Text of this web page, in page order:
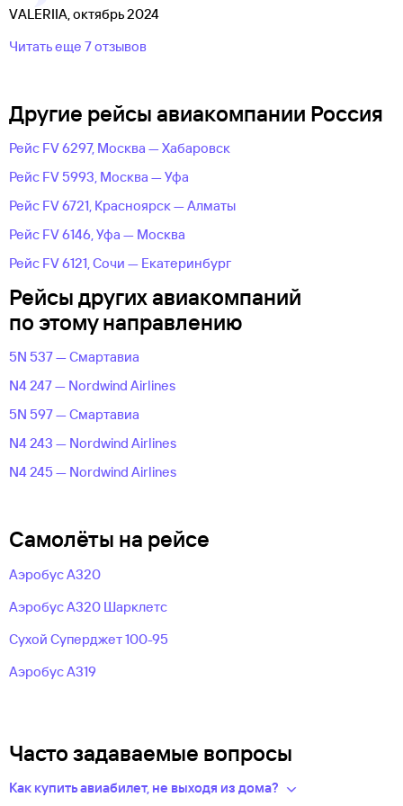
VALERIIA, октябрь 2024
Читать еще 7 отзывов
Другие рейсы авиакомпании Россия
Рейс FV 6297, Москва — Хабаровск
Рейс FV 5993, Москва — Уфа
Рейс FV 6721, Красноярск — Алматы
Рейс FV 6146, Уфа — Москва
Рейс FV 6121, Сочи — Екатеринбург
Рейсы других авиакомпаний
по этому направлению
5N 537 — Смартавиа
N4 247 — Nordwind Airlines
5N 597 — Смартавиа
N4 243 — Nordwind Airlines
N4 245 — Nordwind Airlines
Самолёты на рейсе
Аэробус А320
Аэробус А320 Шарклетс
Сухой Суперджет 100-95
Аэробус А319
Часто задаваемые вопросы
Как купить авиабилет, не выходя из дома?